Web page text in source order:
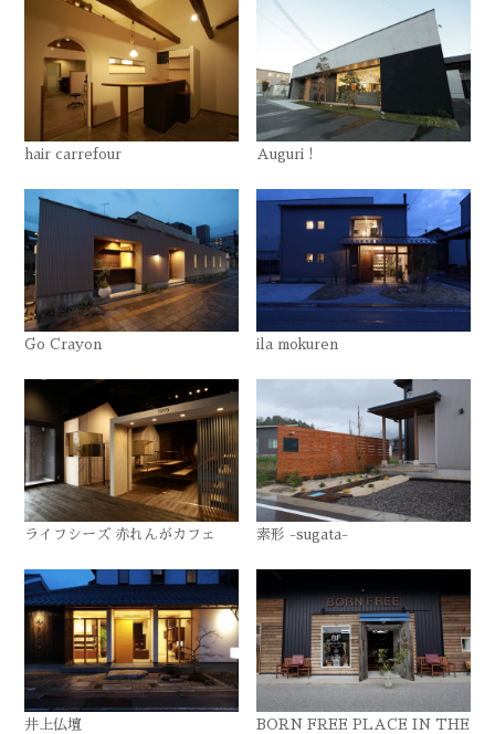
hair carrefour Auguri !
Go Crayon ila mokuren
ライフシーズ 赤れんがカフェ 素形 -sugata-
井上仏壇
BORN FREE PLACE IN THE